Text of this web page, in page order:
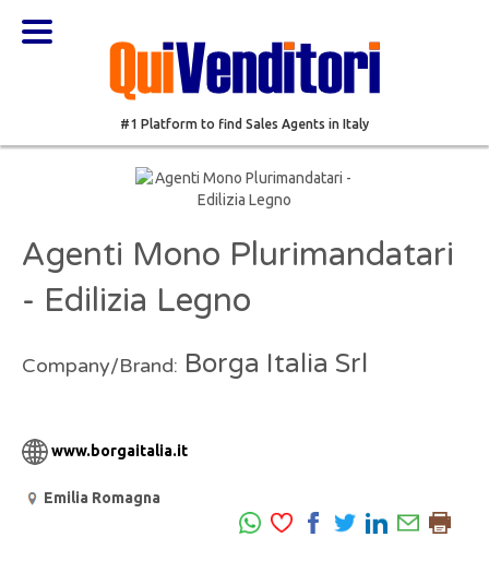
#1 Platform to find Sales Agents in Italy
Agenti Mono Plurimandatari
- Edilizia Legno
Company/Brand: Borga Italia Srl
www.borgaitalia.it
Emilia Romagna